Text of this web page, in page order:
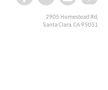
2905 Homestead Rd,
Santa Clara, CA 95051